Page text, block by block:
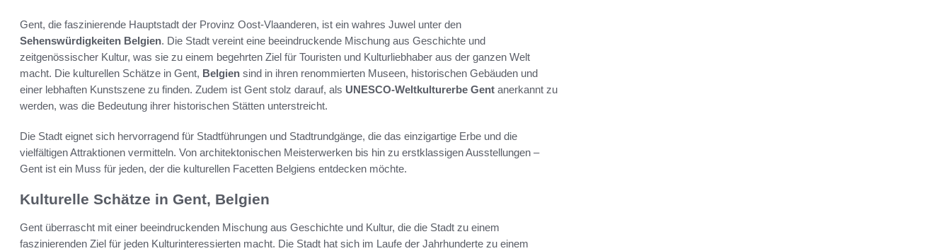
Gent, die faszinierende Hauptstadt der Provinz Oost-Vlaanderen, ist ein wahres Juwel unter den
Sehenswürdigkeiten Belgien. Die Stadt vereint eine beeindruckende Mischung aus Geschichte und
zeitgenössischer Kultur, was sie zu einem begehrten Ziel für Touristen und Kulturliebhaber aus der ganzen Welt
macht. Die kulturellen Schätze in Gent, Belgien sind in ihren renommierten Museen, historischen Gebäuden und
einer lebhaften Kunstszene zu finden. Zudem ist Gent stolz darauf, als UNESCO-Weltkulturerbe Gent anerkannt zu
werden, was die Bedeutung ihrer historischen Stätten unterstreicht.
Die Stadt eignet sich hervorragend für Stadtführungen und Stadtrundgänge, die das einzigartige Erbe und die
vielfältigen Attraktionen vermitteln. Von architektonischen Meisterwerken bis hin zu erstklassigen Ausstellungen –
Gent ist ein Muss für jeden, der die kulturellen Facetten Belgiens entdecken möchte.
Kulturelle Schätze in Gent, Belgien
Gent überrascht mit einer beeindruckenden Mischung aus Geschichte und Kultur, die die Stadt zu einem
faszinierenden Ziel für jeden Kulturinteressierten macht. Die Stadt hat sich im Laufe der Jahrhunderte zu einem